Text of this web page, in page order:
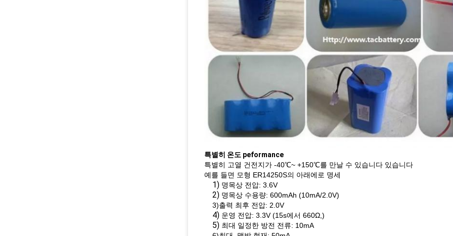
특별히 온도 peformance
특별히 고열 건전지가 -40℃~ +150℃를 만날 수 있습니다 있습니다
예를 들면 모형 ER14250S의 아래에로 명세
1) 명목상 전압: 3.6V
2) 명목상 수용량: 600mAh (10mA/2.0V)
3)출력 최후 전압: 2.0V
4) 운영 전압: 3.3V (15s에서 660Ω,)
5) 최대 일정한 방전 전류: 10mA